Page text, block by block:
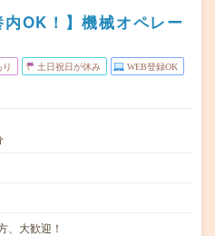
内OK！】機械オペレー
土日祝日が休み WEB登録OK
、大歓迎！